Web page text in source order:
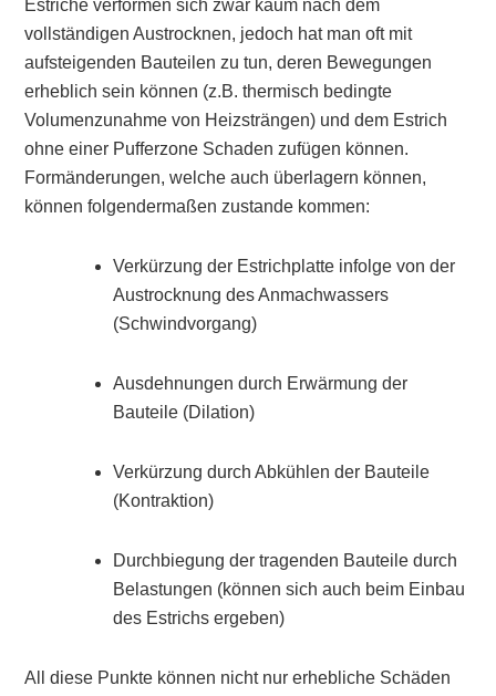
Estriche verformen sich zwar kaum nach dem
vollständigen Austrocknen, jedoch hat man oft mit
aufsteigenden Bauteilen zu tun, deren Bewegungen
erheblich sein können (z.B. thermisch bedingte
Volumenzunahme von Heizsträngen) und dem Estrich
ohne einer Pufferzone Schaden zufügen können.
Formänderungen, welche auch überlagern können,
können folgendermaßen zustande kommen:
Verkürzung der Estrichplatte infolge von der
Austrocknung des Anmachwassers
(Schwindvorgang)
Ausdehnungen durch Erwärmung der
Bauteile (Dilation)
Verkürzung durch Abkühlen der Bauteile
(Kontraktion)
Durchbiegung der tragenden Bauteile durch
Belastungen (können sich auch beim Einbau
des Estrichs ergeben)
All diese Punkte können nicht nur erhebliche Schäden